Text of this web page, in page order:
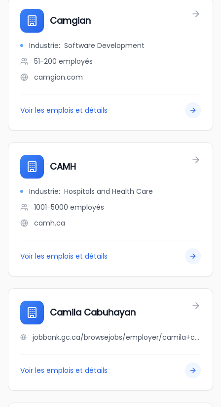
Camgian
Industrie: Software Development
51-200 employés
camgian.com
Voir les emplois et détails
CAMH
Industrie: Hospitals and Health Care
1001-5000 employés
camh.ca
Voir les emplois et détails
Camila Cabuhayan
jobbank.gc.ca/browsejobs/employer/camila+cabuhayan/ca
Voir les emplois et détails